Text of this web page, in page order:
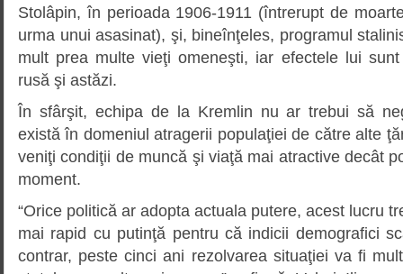
Stolâpin, în perioada 1906-1911 (întrerupt de
urma unui asasinat), şi, bineînţeles, programul
mult prea multe vieţi omeneşti, iar efectele lui
rusă şi astăzi.
În sfârşit, echipa de la Kremlin nu ar trebui să
există în domeniul atragerii populaţiei de către alte
veniţi condiţii de muncă şi viaţă mai atractive decât
moment.
“Orice politică ar adopta actuala putere, acest lucru
mai rapid cu putinţă pentru că indicii demografici
contrar, peste cinci ani rezolvarea situaţiei va fi